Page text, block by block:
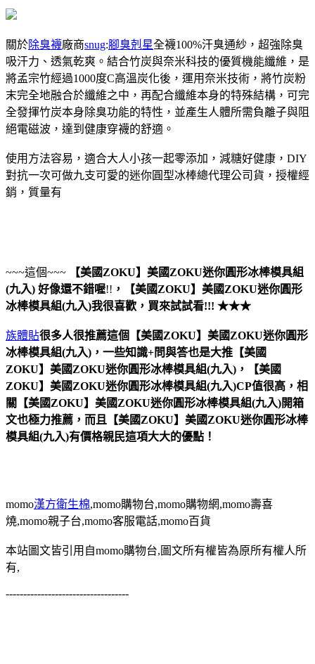
關於除臭襪廠商snug:腳臭剋星全襪100%汗臭通紗，超強除臭
吸汗力、透氣乾爽。結合竹炭與奈米科技的優質機能纖維，是
將孟宗竹經過1000度C高溫炭化後，運用奈米技術，將竹炭粉
末完全地融合於纖維之中，再配合纖維本身的特殊結構，可完
全發揮竹炭本身除臭功能的特性，並產生人體所需負離子與阻
絕電磁波，達到健康穿襪的舒適。
使用方法容易，適合大人小孩一起零添加，減糖好健康，DIY
對抗一次可做九支可愛的迷你圓型冰棒總代理公司貨，授權經
銷，質量有
~~~這個~~~
【美國ZOKU】美國ZOKU迷你圓形冰棒模具組
(九入) 好像還不錯喔!! ，
【美國ZOKU】美國ZOKU迷你圓形
冰棒模具組(九入)我很喜歡，買來試試看!!! ★★★
族體貼很多人很推薦這個【美國ZOKU】美國ZOKU迷你圓形
冰棒模具組(九入)，一些知識+問與答也是大推【美國
ZOKU】美國ZOKU迷你圓形冰棒模具組(九入)，【美國
ZOKU】美國ZOKU迷你圓形冰棒模具組(九入)CP值很高，相
關【美國ZOKU】美國ZOKU迷你圓形冰棒模具組(九入)開箱
文也極力推薦，而且【美國ZOKU】美國ZOKU迷你圓形冰棒
模具組(九入)有價格親民這項大大的優點！
momo漢方衛生棉,momo購物台,momo購物網,momo壽喜
燒,momo親子台,momo客服電話,momo百貨
本站圖文皆引用自momo購物台,圖文所有權皆為原所有權人所
有,
-----------------------------------